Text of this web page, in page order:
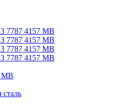
MB